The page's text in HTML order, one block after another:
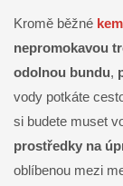
Kromě běžné
nepromokavou
odolnou bundu,
vody potkáte
si budete muset
prostředky na
oblíbenou mezi